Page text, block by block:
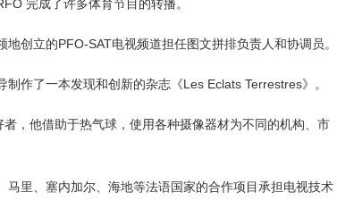
完成了许多体育节目的转播。
创立的PFO-SAT电视频道担任图文拼排负责人和协调员。
作了一本发现和创新的杂志《Les Eclats Terrestres》。
，他借助于热气球，使用各种摄像器材为不同的机构、市
马里、塞内加尔、海地等法语国家的合作项目承担电视技术